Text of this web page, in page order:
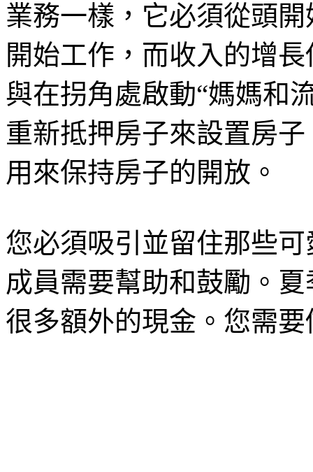
業務一樣，它必須從頭
開始工作，而收入的增
與在拐角處啟動“媽媽和
重新抵押房子來設置房
用來保持房子的開放。
您必須吸引並留住那些可
成員需要幫助和鼓勵。
很多額外的現金。您需